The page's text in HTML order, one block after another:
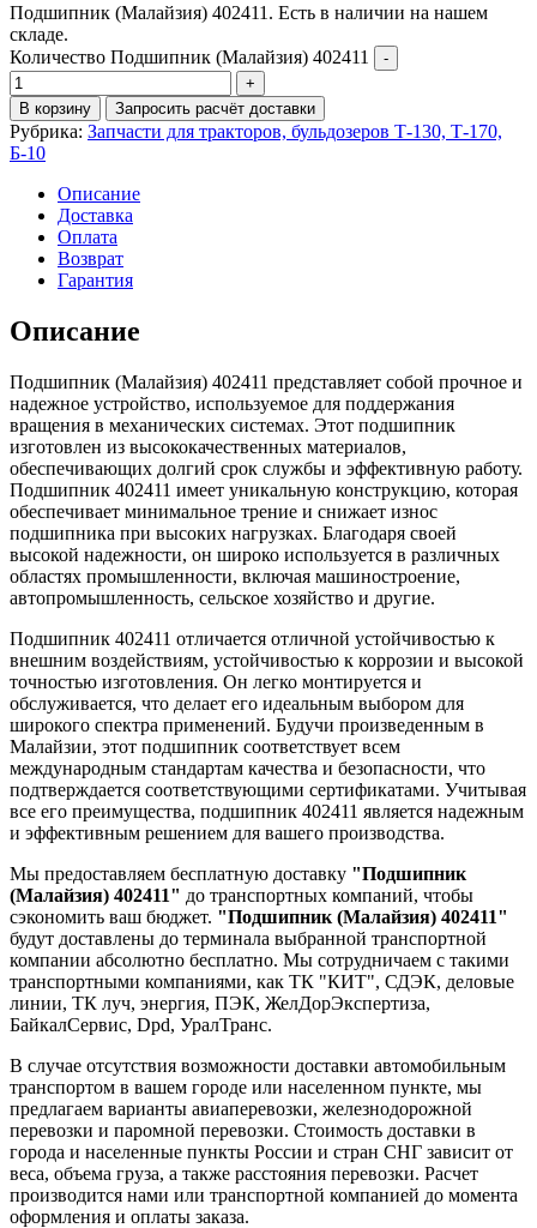
Подшипник (Малайзия) 402411. Есть в наличии на нашем
складе.
Количество Подшипник (Малайзия) 402411
В корзину Запросить расчёт доставки
Рубрика: Запчасти для тракторов, бульдозеров Т-130, Т-170,
Б-10
Описание
Доставка
Оплата
Возврат
Гарантия
Описание
Подшипник (Малайзия) 402411 представляет собой прочное и
надежное устройство, используемое для поддержания
вращения в механических системах. Этот подшипник
изготовлен из высококачественных материалов,
обеспечивающих долгий срок службы и эффективную работу.
Подшипник 402411 имеет уникальную конструкцию, которая
обеспечивает минимальное трение и снижает износ
подшипника при высоких нагрузках. Благодаря своей
высокой надежности, он широко используется в различных
областях промышленности, включая машиностроение,
автопромышленность, сельское хозяйство и другие.
Подшипник 402411 отличается отличной устойчивостью к
внешним воздействиям, устойчивостью к коррозии и высокой
точностью изготовления. Он легко монтируется и
обслуживается, что делает его идеальным выбором для
широкого спектра применений. Будучи произведенным в
Малайзии, этот подшипник соответствует всем
международным стандартам качества и безопасности, что
подтверждается соответствующими сертификатами. Учитывая
все его преимущества, подшипник 402411 является надежным
и эффективным решением для вашего производства.
Мы предоставляем бесплатную доставку "Подшипник
(Малайзия) 402411" до транспортных компаний, чтобы
сэкономить ваш бюджет. "Подшипник (Малайзия) 402411"
будут доставлены до терминала выбранной транспортной
компании абсолютно бесплатно. Мы сотрудничаем с такими
транспортными компаниями, как ТК "КИТ", СДЭК, деловые
линии, ТК луч, энергия, ПЭК, ЖелДорЭкспертиза,
БайкалСервис, Dpd, УралТранс.
В случае отсутствия возможности доставки автомобильным
транспортом в вашем городе или населенном пункте, мы
предлагаем варианты авиаперевозки, железнодорожной
перевозки и паромной перевозки. Стоимость доставки в
города и населенные пункты России и стран СНГ зависит от
веса, объема груза, а также расстояния перевозки. Расчет
производится нами или транспортной компанией до момента
оформления и оплаты заказа.